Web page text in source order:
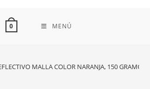
0 MENÚ
MALLA COLOR NARANJA, 150